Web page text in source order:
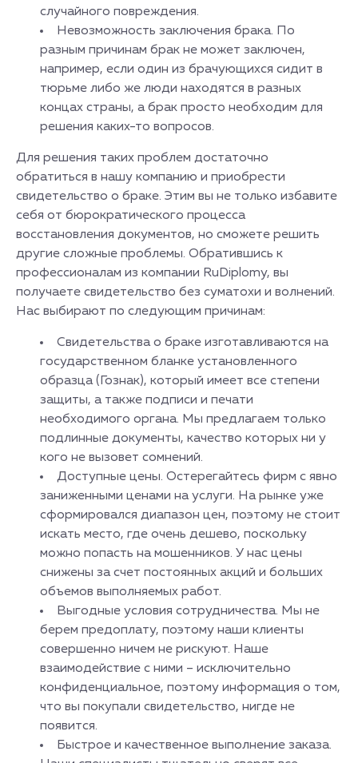
случайного повреждения.
Невозможность заключения брака. По
разным причинам брак не может заключен,
например, если один из брачующихся сидит в
тюрьме либо же люди находятся в разных
концах страны, а брак просто необходим для
решения каких-то вопросов.
Для решения таких проблем достаточно
обратиться в нашу компанию и приобрести
свидетельство о браке. Этим вы не только избавите
себя от бюрократического процесса
восстановления документов, но сможете решить
другие сложные проблемы. Обратившись к
профессионалам из компании RuDiplomy, вы
получаете свидетельство без суматохи и волнений.
Нас выбирают по следующим причинам:
Свидетельства о браке изготавливаются на
государственном бланке установленного
образца (Гознак), который имеет все степени
защиты, а также подписи и печати
необходимого органа. Мы предлагаем только
подлинные документы, качество которых ни у
кого не вызовет сомнений.
Доступные цены. Остерегайтесь фирм с явно
заниженными ценами на услуги. На рынке уже
сформировался диапазон цен, поэтому не стоит
искать место, где очень дешево, поскольку
можно попасть на мошенников. У нас цены
снижены за счет постоянных акций и больших
объемов выполняемых работ.
Выгодные условия сотрудничества. Мы не
берем предоплату, поэтому наши клиенты
совершенно ничем не рискуют. Наше
взаимодействие с ними – исключительно
конфиденциальное, поэтому информация о том,
что вы покупали свидетельство, нигде не
появится.
Быстрое и качественное выполнение заказа.